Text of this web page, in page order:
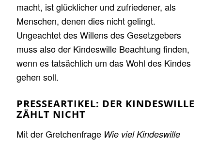
macht, ist glücklicher und zufriedener, als
Menschen, denen dies nicht gelingt.
Ungeachtet des Willens des Gesetzgebers
muss also der Kindeswille Beachtung finden,
wenn es tatsächlich um das Wohl des Kindes
gehen soll.
PRESSEARTIKEL: DER KINDESWILLE
ZÄHLT NICHT
Mit der Gretchenfrage Wie viel Kindeswille